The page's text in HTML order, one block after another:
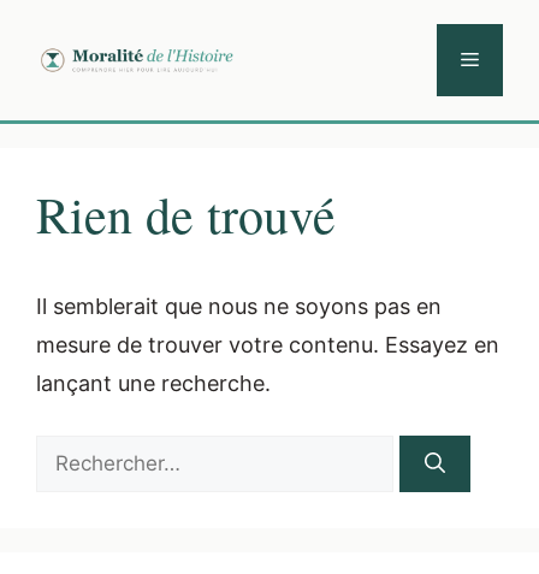
contenu
Menu
Rien de trouvé
Il semblerait que nous ne soyons pas en
mesure de trouver votre contenu. Essayez en
lançant une recherche.
Rechercher :